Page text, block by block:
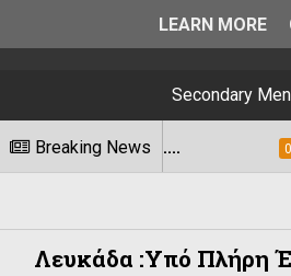
Secondary
Breaking News
.... 07/08/2026
Λευκάδα :Υπό Πλήρη
LEARN MORE